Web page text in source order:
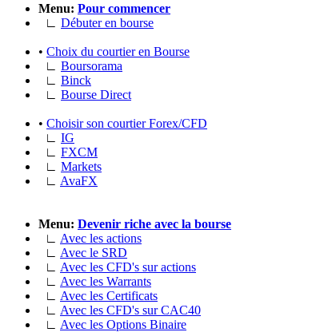
Menu: Pour commencer
∟ Débuter en bourse
• Choix du courtier en Bourse
∟ Boursorama
∟ Binck
∟ Bourse Direct
• Choisir son courtier Forex/CFD
∟ IG
∟ FXCM
∟ Markets
∟ AvaFX
Menu: Devenir riche avec la bourse
∟ Avec les actions
∟ Avec le SRD
∟ Avec les CFD's sur actions
∟ Avec les Warrants
∟ Avec les Certificats
∟ Avec les CFD's sur CAC40
∟ Avec les Options Binaire